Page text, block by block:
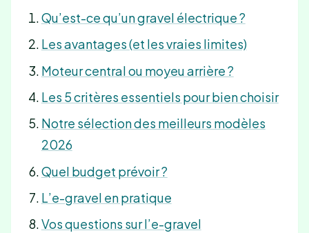
Qu’est-ce qu’un gravel électrique ?
Les avantages (et les vraies limites)
Moteur central ou moyeu arrière ?
Les 5 critères essentiels pour bien choisir
Notre sélection des meilleurs modèles
2026
Quel budget prévoir ?
L’e-gravel en pratique
Vos questions sur l’e-gravel